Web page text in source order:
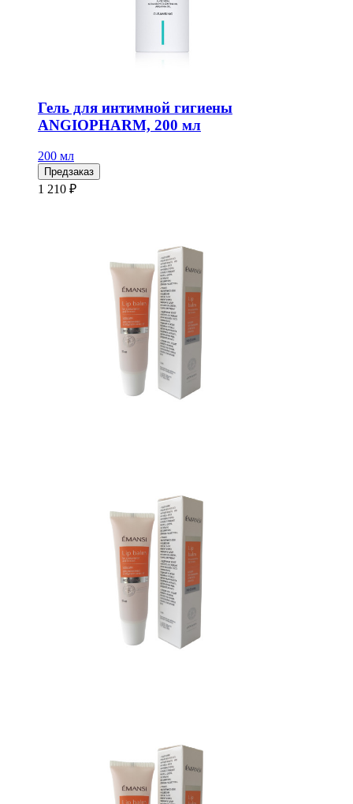
Гель для интимной гигиены
ANGIOPHARM, 200 мл
200 мл
Предзаказ
1 210 ₽